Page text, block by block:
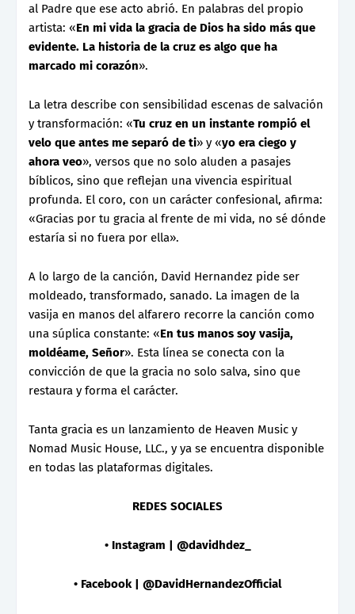
al Padre que ese acto abrió. En palabras del propio
artista: «En mi vida la gracia de Dios ha sido más que
evidente. La historia de la cruz es algo que ha
marcado mi corazón».
La letra describe con sensibilidad escenas de salvación
y transformación: «Tu cruz en un instante rompió el
velo que antes me separó de ti» y «yo era ciego y
ahora veo», versos que no solo aluden a pasajes
bíblicos, sino que reflejan una vivencia espiritual
profunda. El coro, con un carácter confesional, afirma:
«Gracias por tu gracia al frente de mi vida, no sé dónde
estaría si no fuera por ella».
A lo largo de la canción, David Hernandez pide ser
moldeado, transformado, sanado. La imagen de la
vasija en manos del alfarero recorre la canción como
una súplica constante: «En tus manos soy vasija,
moldéame, Señor». Esta línea se conecta con la
convicción de que la gracia no solo salva, sino que
restaura y forma el carácter.
Tanta gracia es un lanzamiento de Heaven Music y
Nomad Music House, LLC., y ya se encuentra disponible
en todas las plataformas digitales.
REDES SOCIALES
• Instagram | @davidhdez_
• Facebook | @DavidHernandezOfficial